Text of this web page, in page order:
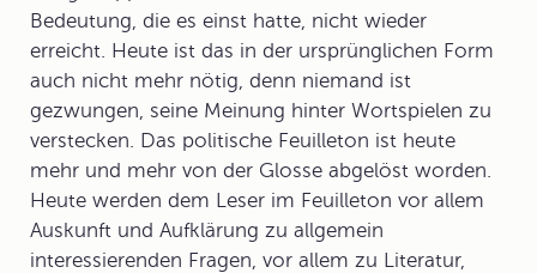
Bedeutung, die es einst hatte, nicht wieder
erreicht. Heute ist das in der ursprünglichen Form
auch nicht mehr nötig, denn niemand ist
gezwungen, seine Meinung hinter Wortspielen zu
verstecken. Das politische Feuilleton ist heute
mehr und mehr von der Glosse abgelöst worden.
Heute werden dem Leser im Feuilleton vor allem
Auskunft und Aufklärung zu allgemein
interessierenden Fragen, vor allem zu Literatur,